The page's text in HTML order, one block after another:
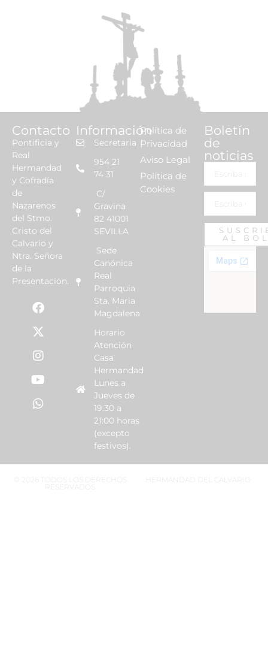
Contacto
Pontificia y
Real
Hermandad
y Cofradía
de
Nazarenos
del Stmo.
Cristo del
Calvario y
Ntra. Señora
de la
Presentación.
Información
Secretaria
954 21
74 31
C/
Gravina
82 41001
SEVILLA
Sede
Canónica
Real
Parroquia
Sta. Maria
Magdalena
Horario
Atención
Casa
Hermandad
Lunes a
Jueves de
19:30 a
21:00 horas
(excepto
festivos).
Política de
Privacidad
Aviso Legal
Política de
Cookies
Boletín
de
noticias
AL
HERMANDAD DEL CALVARIO